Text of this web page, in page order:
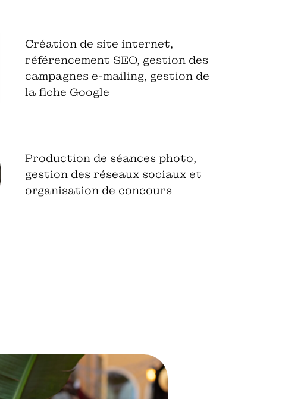
Création de site internet,
référencement SEO, gestion des
campagnes e-mailing, gestion de
la fiche Google
Production de séances photo,
gestion des réseaux sociaux et
organisation de concours